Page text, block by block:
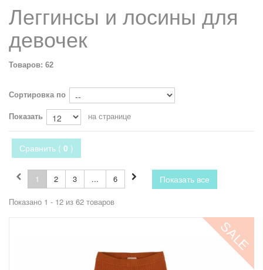
Леггинсы и лосины для
девочек
Товаров: 62
Сортировка по
Показать
на странице
Сравнить ( 0 )
Показать все
1 2 3 ... 6
Показано 1 - 12 из 62 товаров
SALE